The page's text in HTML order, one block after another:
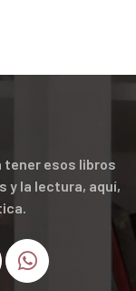
tener esos libros
y la lectura, aquí,